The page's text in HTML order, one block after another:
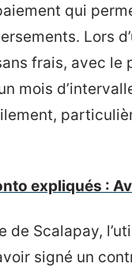
qui
Lors
frais, avec le
mois
expliqués :
de Scalapay,
signé un